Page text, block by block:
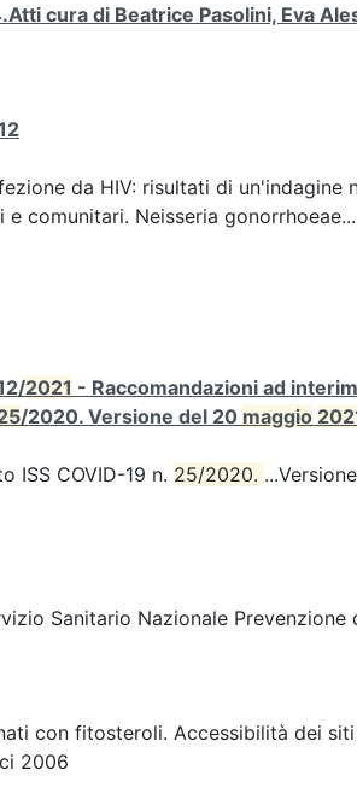
cura di Beatrice Pasolini, Eva
da HIV: risultati di un'indagine
comunitari. Neisseria gonorrhoeae...
2021 - Raccomandazioni ad
/2020. Versione del 20 maggio
ISS COVID-19 n. 25/2020.
Sanitario Nazionale
con fitosteroli. Accessibilità dei
2006